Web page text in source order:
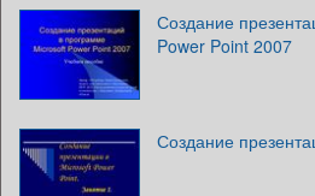
Создание
Power Point 2007
Создание